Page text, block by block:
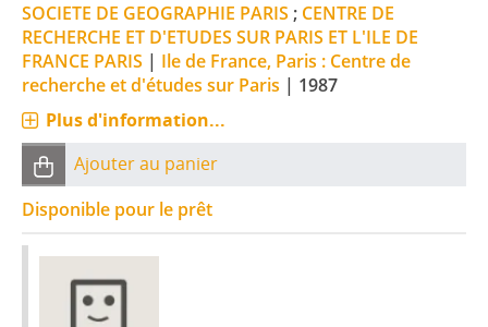
SOCIETE DE GEOGRAPHIE PARIS ; CENTRE DE
RECHERCHE ET D'ETUDES SUR PARIS ET L'ILE DE
FRANCE PARIS | Ile de France, Paris : Centre de
recherche et d'études sur Paris | 1987
Plus d'information...
Ajouter au panier
Disponible pour le prêt